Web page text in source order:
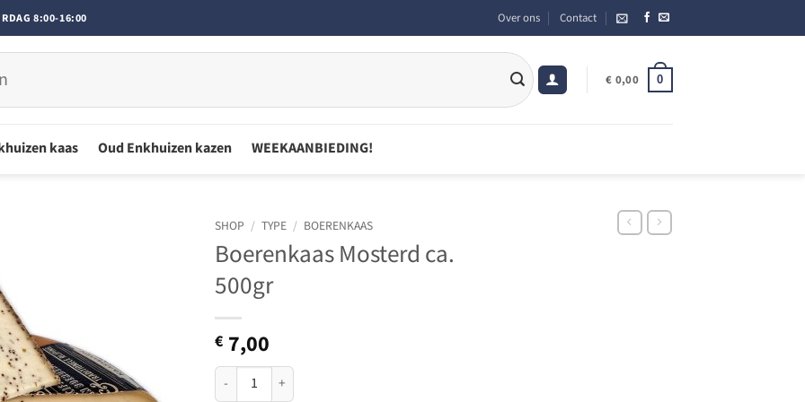
8:00-16:00 Over ons Contact
€ 0,00 0
kaas Oud Enkhuizen kazen WEEKAANBIEDING!
SHOP / TYPE / BOERENKAAS
Boerenkaas Mosterd ca.
500gr
€ 7,00
Boerenkaas Mosterd ca. 500gr aantal